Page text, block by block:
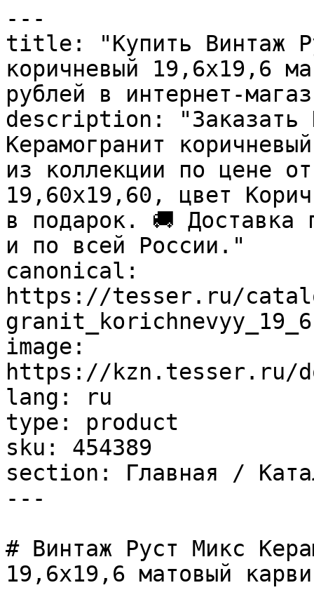
---
title: "Купить Винтаж
коричневый 19,6х19,6
рублей в интернет-
description: "Заказать
Керамогранит
из коллекции по цене
19,60x19,60, цвет
в подарок. 🚚 Доставка
и по всей России."
canonical:
https://tesser.ru/
image:
https://kzn.tesser.ru/
lang: ru
type: product
sku: 454389
section: Главная /
---
# Винтаж Руст Микс
19,6х19,6 матовый